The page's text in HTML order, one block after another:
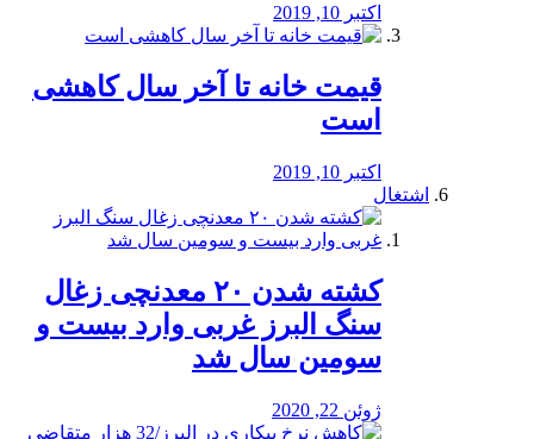
اکتبر 10, 2019
قیمت خانه تا آخر سال کاهشی
است
اکتبر 10, 2019
اشتغال
کشته شدن ۲۰ معدنچی زغال
سنگ البرز غربی وارد بیست و
سومین سال شد
ژوئن 22, 2020